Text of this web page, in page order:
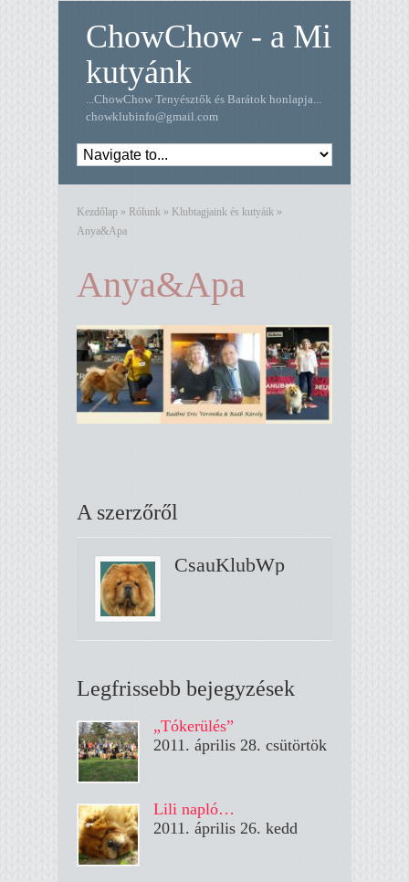
ChowChow - a Mi
kutyánk
...ChowChow Tenyésztők és Barátok honlapja...
chowklubinfo@gmail.com
Kezdőlap » Rólunk » Klubtagjaink és kutyáik »
Anya&Apa
Anya&Apa
A szerzőről
CsauKlubWp
Legfrissebb bejegyzések
„Tókerülés”
2011. április 28. csütörtök
Lili napló…
2011. április 26. kedd